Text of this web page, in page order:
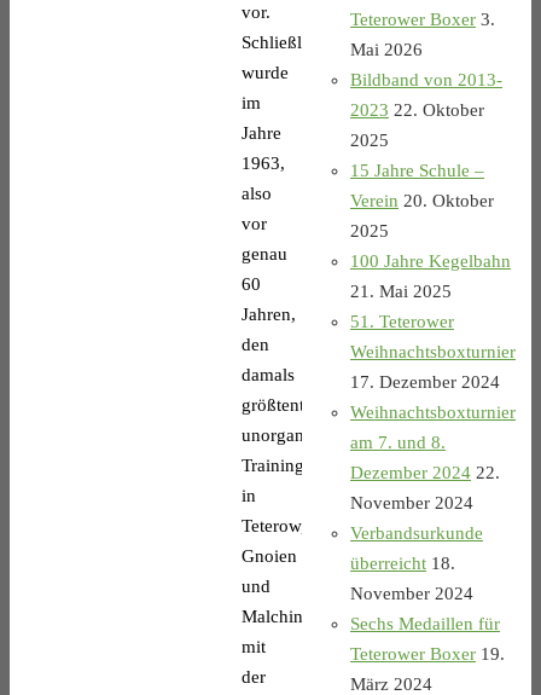
vor.
Schließlich
wurde
im
Jahre
1963,
also
vor
genau
60
Jahren,
den
damals
größtenteils
unorganisierten
Trainingsgruppen
in
Teterow,
Gnoien
und
Malchin
mit
der
Teterower Boxer 3.
Mai 2026
Bildband von 2013-
2023 22. Oktober
2025
15 Jahre Schule –
Verein 20. Oktober
2025
100 Jahre Kegelbahn
21. Mai 2025
51. Teterower
Weihnachtsboxturnier
17. Dezember 2024
Weihnachtsboxturnier
am 7. und 8.
Dezember 2024 22.
November 2024
Verbandsurkunde
überreicht 18.
November 2024
Sechs Medaillen für
Teterower Boxer 19.
März 2024